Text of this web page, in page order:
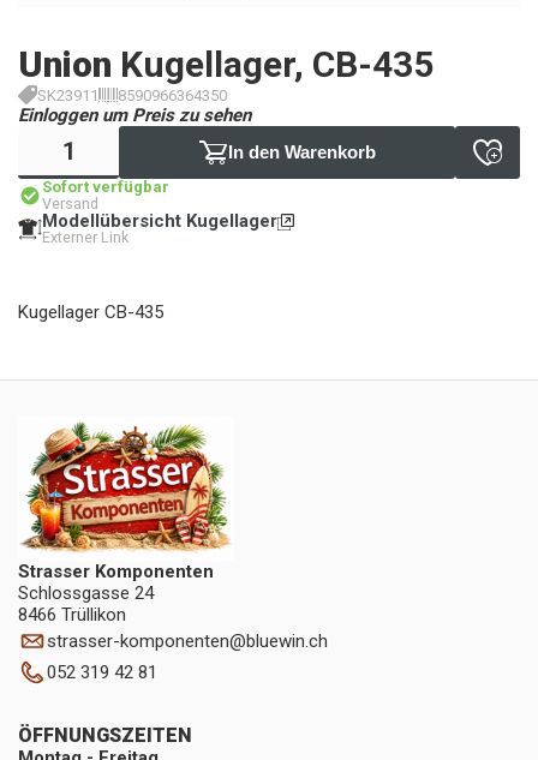
Union Kugellager, CB-435
SK23911 8590966364350
Einloggen um Preis zu sehen
In den Warenkorb
Sofort verfügbar
Versand
Modellübersicht Kugellager
Externer Link
Kugellager CB-435
Strasser Komponenten
Schlossgasse 24
8466 Trüllikon
strasser-komponenten@bluewin.ch
052 319 42 81
ÖFFNUNGSZEITEN